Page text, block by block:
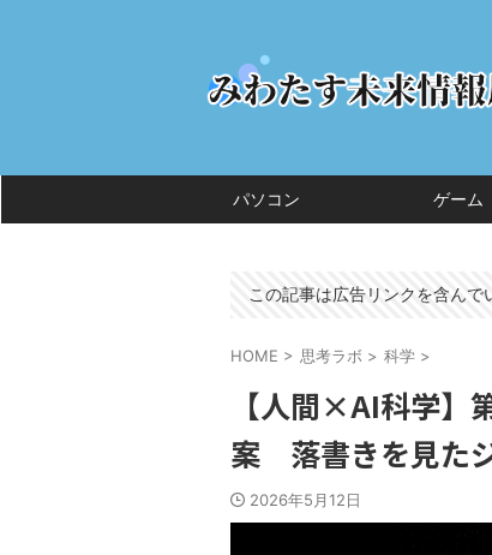
パソコン ゲーム
この記事は広告リンクを含んで
HOME > 思考ラボ > 科学 >
【人間×AI科学】
案 落書きを見た
2026年5月12日